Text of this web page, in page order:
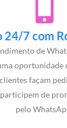
7 com
de
oportunidade
façam
de
pelo